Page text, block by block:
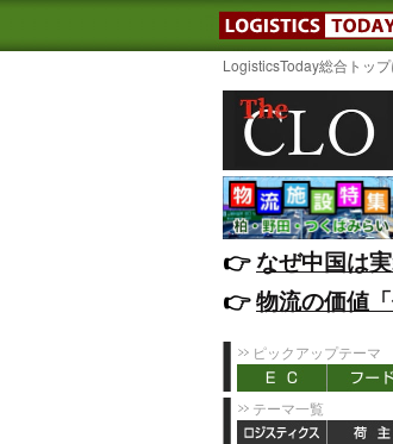
LogisticsToday総合トッ
👉️なぜ中国は
👉️物流の価値
ピックアップテーマ
テーマ一覧